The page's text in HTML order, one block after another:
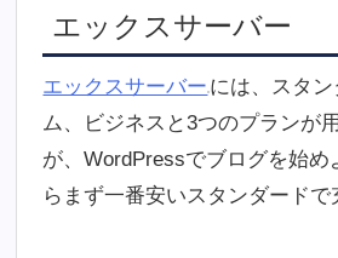
エックスサーバー
エックスサーバーには、スタ
ム、ビジネスと3つのプランが
が、WordPressでブログを始め
らまず一番安いスタンダードで